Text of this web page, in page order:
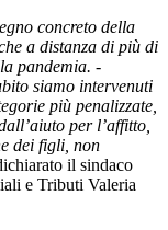
concreto della
a distanza di più di
pandemia. -
siamo intervenuti
più penalizzate,
per l’affitto,
dei figli, non
il sindaco
e Tributi Valeria